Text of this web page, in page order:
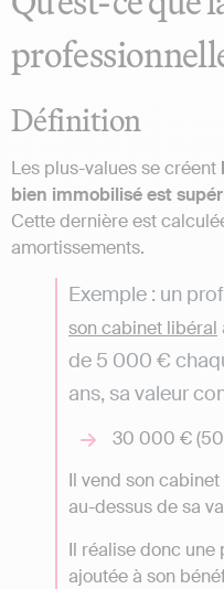
Définition
Les plus-values se créent
bien immobilisé est
Cette dernière est
amortissements.
Exemple : un
son cabinet libéral
de 5 000 €
ans, sa valeur
30 000 €
Il vend son
au-dessus de sa
Il réalise donc
ajoutée à son